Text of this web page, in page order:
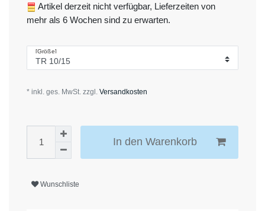
Artikel derzeit nicht verfügbar, Lieferzeiten von
mehr als 6 Wochen sind zu erwarten.
[Größe]
* inkl. ges. MwSt. zzgl. Versandkosten
In den Warenkorb
Wunschliste